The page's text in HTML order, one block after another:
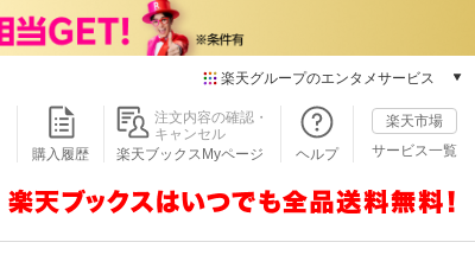
楽天グループのエンタメサービス
本/ゲーム/CD/DVD
楽天ブックス
楽天Kobo
購入履歴
注文内容の確認・
キャンセル
楽天ブックスMyページ
ヘルプ
楽天市場
サービス一覧